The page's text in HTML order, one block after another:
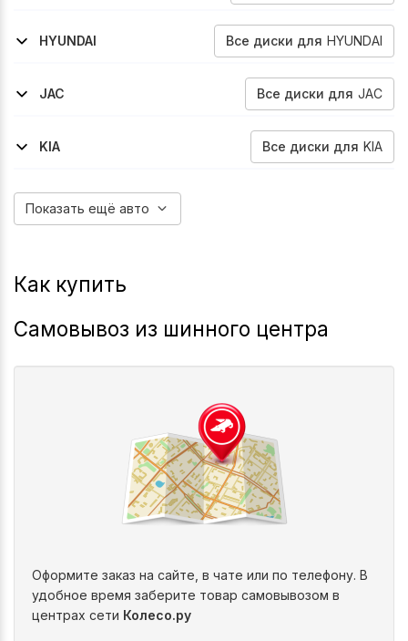
2024-2026
2021-2026
HYUNDAI
Все диски для HYUNDAI
2009-2012
2012-2016
JAC
Все диски для JAC
2022-2026
KIA
Все диски для KIA
Показать ещё авто
Как купить
Самовывоз из шинного центра
Оформите заказ на сайте, в чате или по телефону. В
удобное время заберите товар самовывозом в
центрах сети Колесо.ру